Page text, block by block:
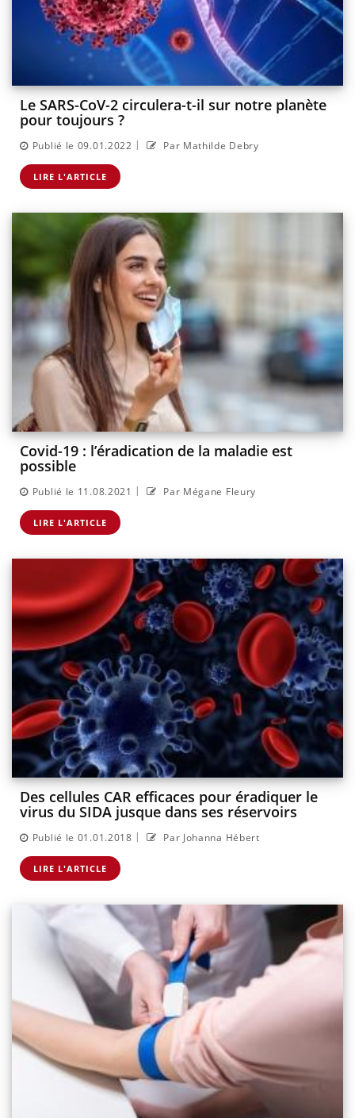
Le SARS-CoV-2 circulera-t-il sur notre planète
pour toujours ?
Publié le 09.01.2022 | Par Mathilde Debry
LIRE L'ARTICLE
Covid-19 : l’éradication de la maladie est
possible
Publié le 11.08.2021 | Par Mégane Fleury
LIRE L'ARTICLE
Des cellules CAR efficaces pour éradiquer le
virus du SIDA jusque dans ses réservoirs
Publié le 01.01.2018 | Par Johanna Hébert
LIRE L'ARTICLE